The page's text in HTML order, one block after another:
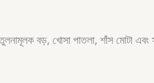
বড়, খোসা পাতলা, শাঁস মোটা